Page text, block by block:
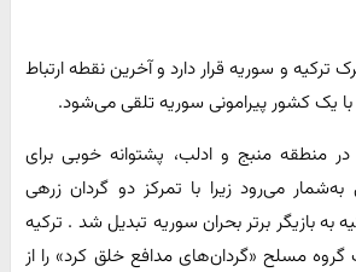
ترکیه و سوریه قرار دارد و آخرین نقطه ارتباط
یک کشور پیرامونی سوریه تلقی می‌شود.
منطقه منبج و ادلب، پشتوانه خوبی برای
می‌رود زیرا با تمرکز دو گردان زرهی
به بازیگر برتر بحران سوریه تبدیل شد . ترکیه
مسلح «گردان‌های مدافع خلق کرد» را از